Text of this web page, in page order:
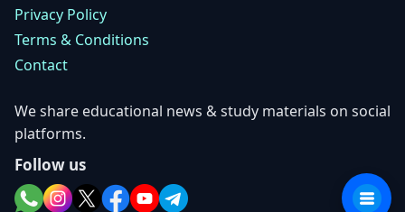
Privacy Policy
Terms & Conditions
Contact
We share educational news & study materials on social
platforms.
Follow us